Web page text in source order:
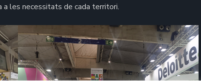
les necessitats de cada territori.